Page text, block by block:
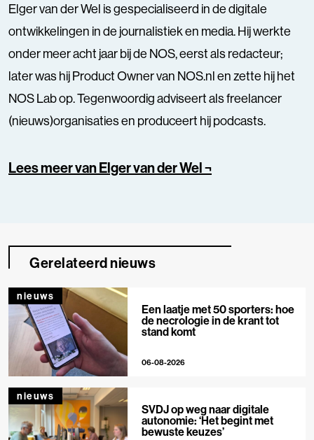
Elger van der Wel is gespecialiseerd in de digitale
ontwikkelingen in de journalistiek en media. Hij werkte
onder meer acht jaar bij de NOS, eerst als redacteur;
later was hij Product Owner van NOS.nl en zette hij het
NOS Lab op. Tegenwoordig adviseert als freelancer
(nieuws)organisaties en produceert hij podcasts.
Lees meer van Elger van der Wel ¬
Gerelateerd nieuws
nieuws
Een laatje met 50 sporters: hoe
de necrologie in de krant tot
stand komt
06-08-2026
nieuws
SVDJ op weg naar digitale
autonomie: ‘Het begint met
bewuste keuzes’